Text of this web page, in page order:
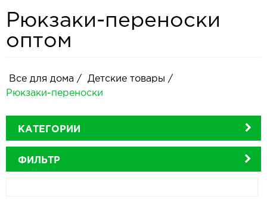
Рюкзаки-переноски
оптом
Все для дома / Детские товары /
Рюкзаки-переноски
КАТЕГОРИИ
ФИЛЬТР